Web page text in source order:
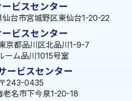
ビスセンター
台市宮城野区東仙台1-20-22
ビスセンター
京都品川区北品川1-9-7
ーム品川1015号室
ービスセンター
〒243-0435
老名市下今泉1-20-18